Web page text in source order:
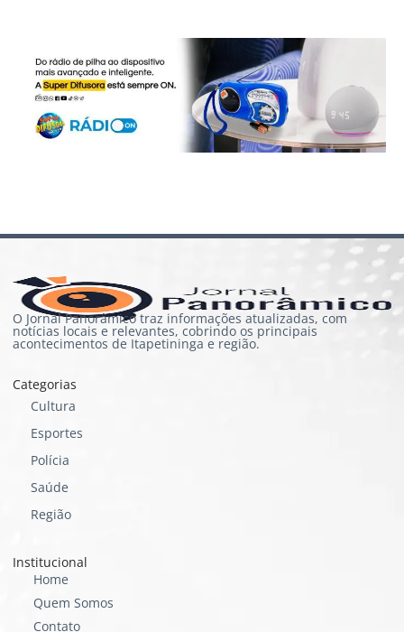
O Jornal Panorâmico traz informações atualizadas, com
notícias locais e relevantes, cobrindo os principais
acontecimentos de Itapetininga e região.
Categorias
Cultura
Esportes
Polícia
Saúde
Região
Institucional
Home
Quem Somos
Contato